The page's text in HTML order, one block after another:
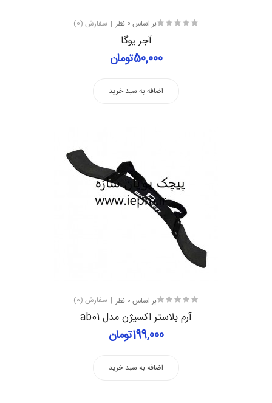
بر اساس 0 نظر سفارش (0)
آجر یوگا
50,000تومان
اضافه به سبد خرید
بر اساس 0 نظر سفارش (0)
آرم بلاستر اکسیژن مدل ab01
199,000تومان
اضافه به سبد خرید